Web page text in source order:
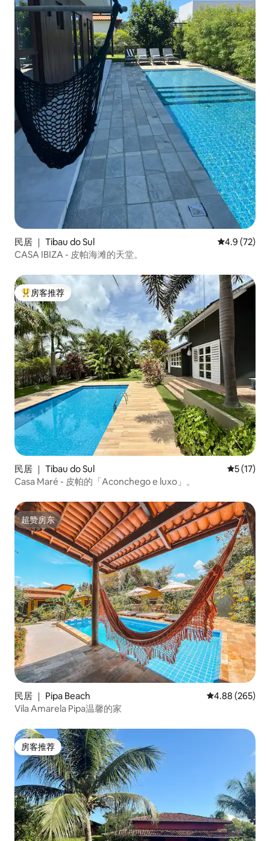
民居 ｜ Tibau do Sul 平均评分
4.9 (72)
CASA IBIZA - 皮帕海滩的天堂。
热门「房客推荐」
房客推荐
民居 ｜ Tibau do Sul 平均评分
5 (17)
Casa Maré - 皮帕的「Aconchego e luxo」。
超赞房东
超赞房东
民居 ｜ Pipa Beach 平均评分 4.88
4.88 (265)
Vila Amarela Pipa温馨的家
房客推荐
房客推荐